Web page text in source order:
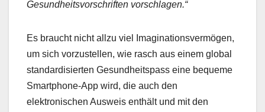
Gesundheitsvorschriften vorschlagen.“
Es braucht nicht allzu viel Imaginationsvermögen,
um sich vorzustellen, wie rasch aus einem global
standardisierten Gesundheitspass eine bequeme
Smartphone-App wird, die auch den
elektronischen Ausweis enthält und mit den